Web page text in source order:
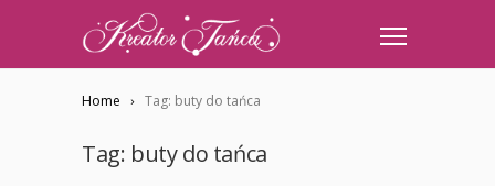
Home Tag: buty do tańca
Tag: buty do tańca